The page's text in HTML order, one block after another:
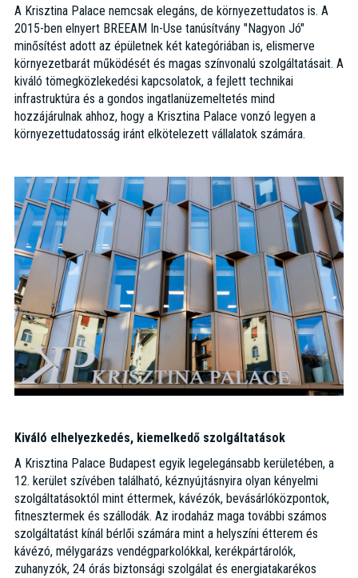
A Krisztina Palace nemcsak elegáns, de környezettudatos is. A
2015-ben elnyert BREEAM In-Use tanúsítvány "Nagyon Jó"
minősítést adott az épületnek két kategóriában is, elismerve
környezetbarát működését és magas színvonalú szolgáltatásait. A
kiváló tömegközlekedési kapcsolatok, a fejlett technikai
infrastruktúra és a gondos ingatlanüzemeltetés mind
hozzájárulnak ahhoz, hogy a Krisztina Palace vonzó legyen a
környezettudatosság iránt elkötelezett vállalatok számára.
Kiváló elhelyezkedés, kiemelkedő szolgáltatások
A Krisztina Palace Budapest egyik legelegánsabb kerületében, a
12. kerület szívében található, kéznyújtásnyira olyan kényelmi
szolgáltatásoktól mint éttermek, kávézók, bevásárlóközpontok,
fitnesztermek és szállodák. Az irodaház maga további számos
szolgáltatást kínál bérlői számára mint a helyszíni étterem és
kávézó, mélygarázs vendégparkolókkal, kerékpártárolók,
zuhanyzók, 24 órás biztonsági szolgálat és energiatakarékos